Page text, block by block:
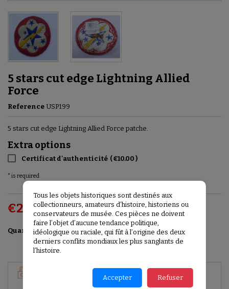
5 stars cut edge Lightning Allied
Force
Reference USP199
5 stars cut edge Lightning Allied Force patche.
Extra options
Certificat d'authenticité ( €10.00 )
* is required
€25.00 VAT included
Quantity  Add to basket
GARANTIES SÉCURITÉ
(À MODIFIER DANS LE MODULE "RÉASSURANCE")
Tous les objets historiques sont destinés aux
collectionneurs, amateurs d’histoire, historiens ou
conservateurs de musée. Ces pièces ne doivent
faire l’objet d’aucune tendance politique,
idéologique ou raciale, qui fût à l’origine des deux
derniers conflits mondiaux les plus sanglants de
l’histoire.
Accepter Refuser